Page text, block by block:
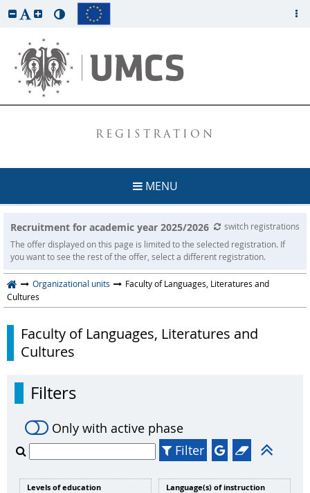
REGISTRATION
MENU
Recruitment for academic year 2025/2026
switch registrations
The offer displayed on this page is limited to the selected registration. If
you want to see the rest of the offer, select a different registration.
Organizational units
Faculty of Languages, Literatures and
Cultures
Faculty of Languages, Literatures and
Cultures
Filters
Only with active phase
Filter
Levels of education
Language(s) of instruction